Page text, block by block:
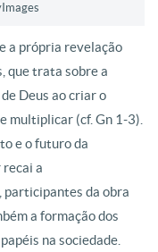
a própria revelação
que trata sobre a
Deus ao criar o
multiplicar (cf. Gn 1-3).
e o futuro da
recai a
participantes da obra
a formação dos
na sociedade.